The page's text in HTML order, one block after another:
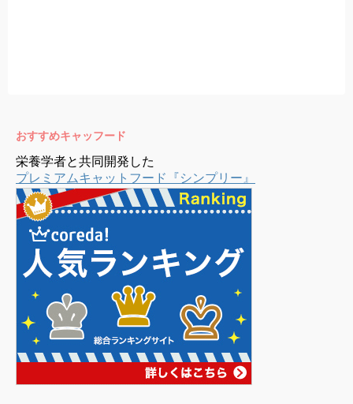
おすすめキャッフード
栄養学者と共同開発した
プレミアムキャットフード『シンプリー』